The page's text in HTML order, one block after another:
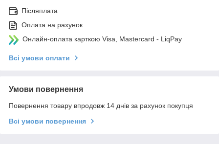
Післяплата
Оплата на рахунок
Онлайн-оплата карткою Visa, Mastercard - LiqPay
Всі умови оплати
Умови повернення
Повернення товару впродовж 14 днів за рахунок покупця
Всі умови повернення